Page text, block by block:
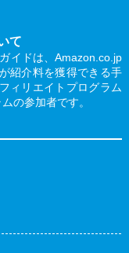
て
イドは、Amazon.co.jp
紹介料を獲得できる手
ィリエイトプログラム
の参加者です。